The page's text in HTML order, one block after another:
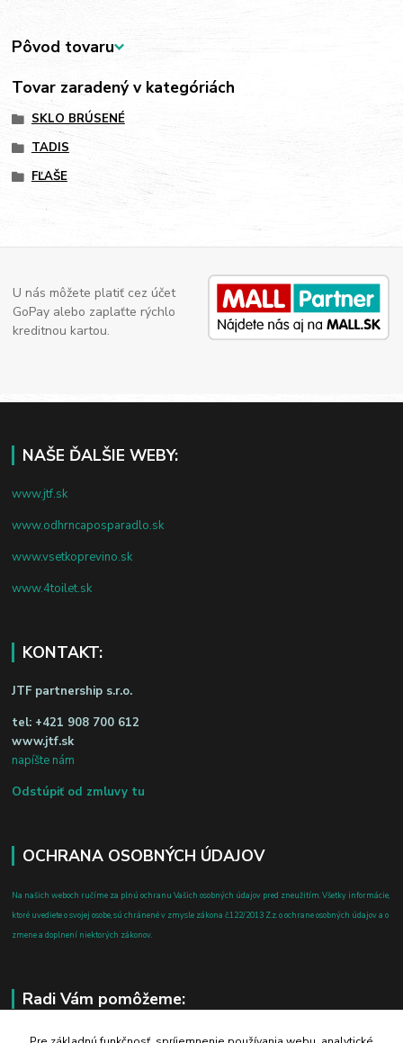
Pôvod tovaru
Tovar zaradený v kategóriách
SKLO BRÚSENÉ
TADIS
FĽAŠE
U nás môžete platiť cez účet
GoPay alebo zaplaťte rýchlo
kreditnou kartou.
NAŠE ĎALŠIE WEBY:
www.jtf.sk
www.odhrncaposparadlo.sk
www.vsetkoprevino.sk
www.4toilet.sk
KONTAKT:
JTF partnership s.r.o.
tel: +421 908 700 612
www.jtf.sk
napíšte nám
Odstúpiť od zmluvy tu
OCHRANA OSOBNÝCH ÚDAJOV
Na našich weboch ručíme za plnú ochranu Vašich osobných údajov pred zneužitím. Všetky informácie,
ktoré uvediete o svojej osobe, sú chránené v zmysle zákona č.122/2013 Z.z. o ochrane osobných údajov a o
zmene a doplnení niektorých zákonov.
Radi Vám pomôžeme: